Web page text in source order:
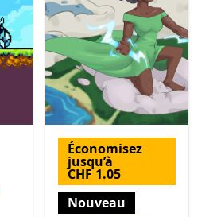
Économisez
jusqu’à
CHF 1.05
Nouveau